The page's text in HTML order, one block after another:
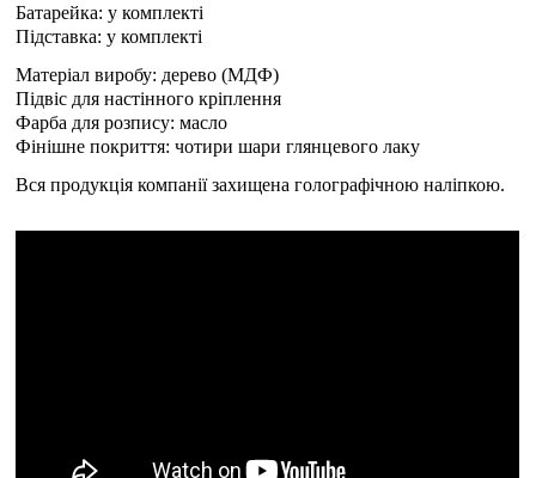
Батарейка: у комплекті
Підставка: у комплекті
Матеріал виробу: дерево (МДФ)
Підвіс для настінного кріплення
Фарба для розпису: масло
Фінішне покриття: чотири шари глянцевого лаку
Вся продукція компанії захищена голографічною наліпкою.